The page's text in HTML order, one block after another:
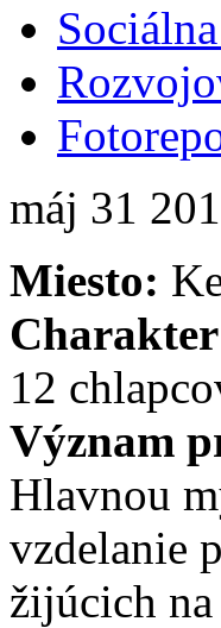
máj 31
Miesto:
12
Význam
Hlavnou
vzdelanie
žijúcich